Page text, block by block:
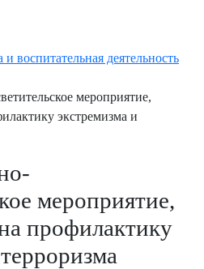
воспитательная деятельность
мероприятие,
экстремизма и
мероприятие,
профилактику